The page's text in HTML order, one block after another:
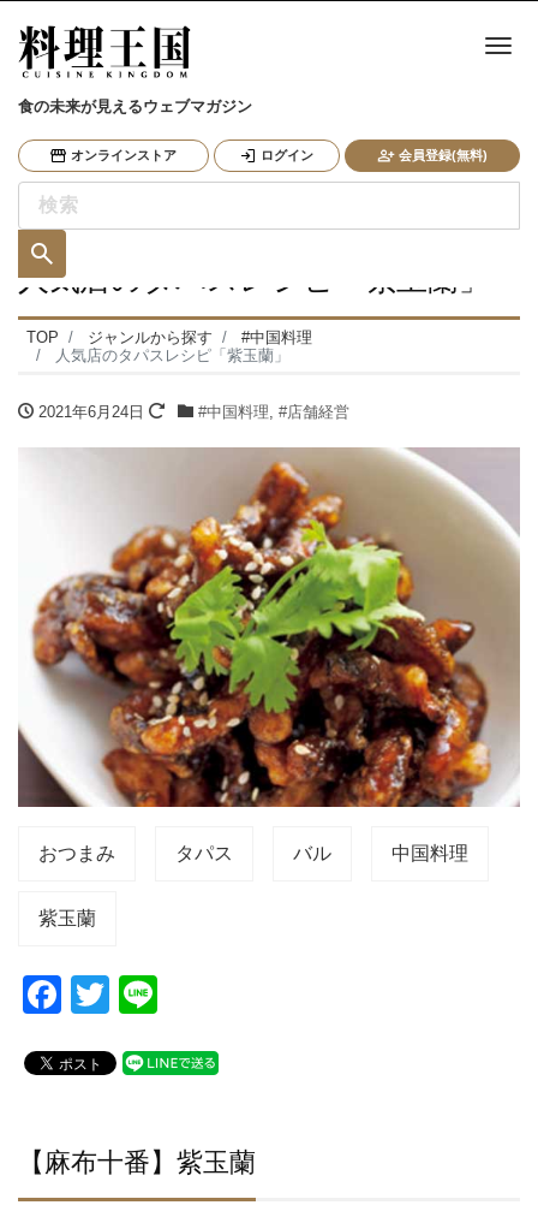
食の未来が見えるウェブマガジン
オンラインストア ログイン 会員登録(無料)
ナ
人気店のタパスレシピ「紫玉蘭」
TOP ジャンルから探す
#中国料理
人気店のタパスレシピ「紫玉蘭」
2021年6月24日 #中国料理, #店舗経営
おつまみ タパス バル 中国料理
紫玉蘭
F
c
b
o
T
tt
e
【麻布十番】紫玉蘭